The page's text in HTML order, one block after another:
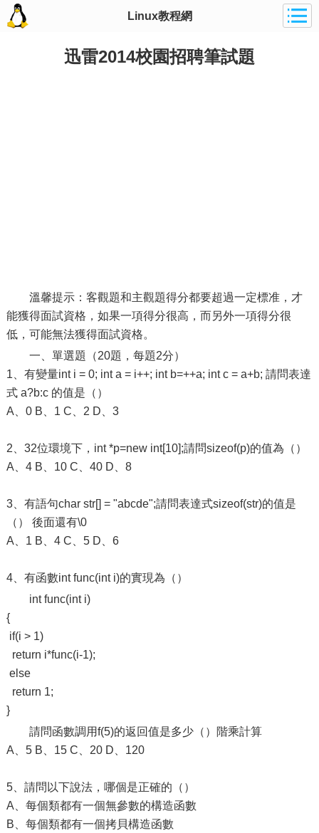
Linux教程網
迅雷2014校園招聘筆試題
溫馨提示：客觀題和主觀題得分都要超過一定標准，才
能獲得面試資格，如果一項得分很高，而另外一項得分很
低，可能無法獲得面試資格。
一、單選題（20題，每題2分）
1、有變量int i = 0; int a = i++; int b=++a; int c = a+b; 請問表達
式 a?b:c 的值是（）
A、0 B、1 C、2 D、3
2、32位環境下，int *p=new int[10];請問sizeof(p)的值為（）
A、4 B、10 C、40 D、8
3、有語句char str[] = "abcde";請問表達式sizeof(str)的值是
（） 後面還有\0
A、1 B、4 C、5 D、6
4、有函數int func(int i)的實現為（）
int func(int i)
{
if(i > 1)
return i*func(i-1);
else
return 1;
}
請問函數調用f(5)的返回值是多少（）階乘計算
A、5 B、15 C、20 D、120
5、請問以下說法，哪個是正確的（）
A、每個類都有一個無參數的構造函數
B、每個類都有一個拷貝構造函數